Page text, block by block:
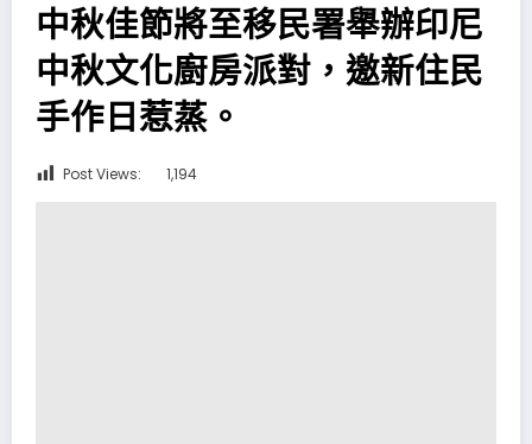
中秋佳節將至移民署舉辦印尼
中秋文化廚房派對，邀新住民
手作日惹蒸。
Post Views: 1,194